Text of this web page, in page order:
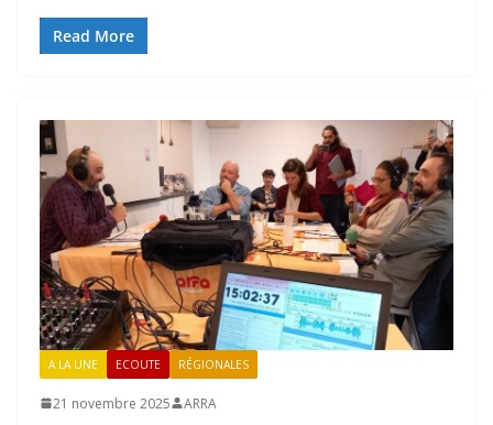
Read More
A LA UNE ECOUTE RÉGIONALES
21 novembre 2025 ARRA